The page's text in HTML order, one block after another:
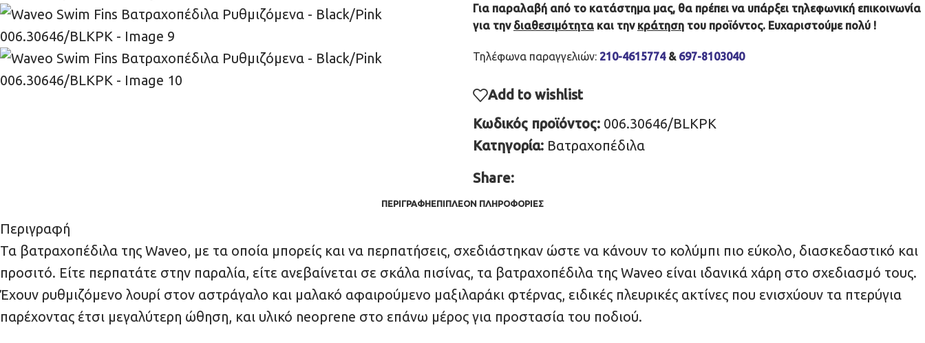
Για παραλαβή από το κατάστημα μας, θα πρέπει να υπάρξει τηλεφωνική επικοινωνία
για την διαθεσιμότητα και την κράτηση του προϊόντος. Ευχαριστούμε πολύ !
Τηλέφωνα παραγγελιών: 210-4615774& 697-8103040
Add to wishlist
Κωδικός προϊόντος: 006.30646/BLKPK
Κατηγορία: Βατραχοπέδιλα
Share:
ΠΕΡΙΓΡΑΦΉΕΠΙΠΛΈΟΝ ΠΛΗΡΟΦΟΡΊΕΣ
Περιγραφή
Τα βατραχοπέδιλα της Waveo, με τα οποία μπορείς και να περπατήσεις, σχεδιάστηκαν ώστε να κάνουν το κολύμπι πιο εύκολο, διασκεδαστικό και
προσιτό. Είτε περπατάτε στην παραλία, είτε ανεβαίνεται σε σκάλα πισίνας, τα βατραχοπέδιλα της Waveo είναι ιδανικά χάρη στο σχεδιασμό τους.
Έχουν ρυθμιζόμενο λουρί στον αστράγαλο και μαλακό αφαιρούμενο μαξιλαράκι φτέρνας, ειδικές πλευρικές ακτίνες που ενισχύουν τα πτερύγια
παρέχοντας έτσι μεγαλύτερη ώθηση, και υλικό neoprene στο επάνω μέρος για προστασία του ποδιού.